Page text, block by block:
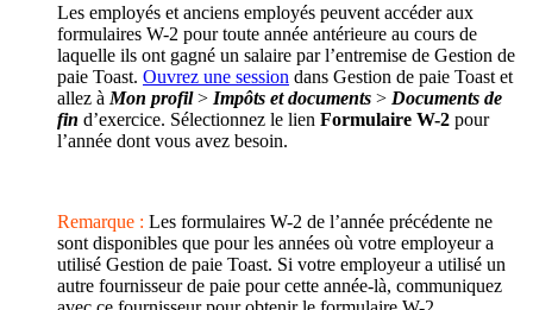
Les employés et anciens employés peuvent accéder aux
formulaires W-2 pour toute année antérieure au cours de
laquelle ils ont gagné un salaire par l’entremise de Gestion de
paie Toast. Ouvrez une session dans Gestion de paie Toast et
allez à Mon profil> Impôts et documents > Documents de
fin d’exercice. Sélectionnez le lien Formulaire W-2 pour
l’année dont vous avez besoin.
Remarque : Les formulaires W-2 de l’année précédente ne
sont disponibles que pour les années où votre employeur a
utilisé Gestion de paie Toast. Si votre employeur a utilisé un
autre fournisseur de paie pour cette année-là, communiquez